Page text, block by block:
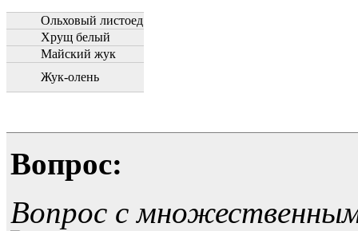
Ольховый листоед
Хрущ белый
Майский жук
Жук-олень
Вопрос:
Вопрос с